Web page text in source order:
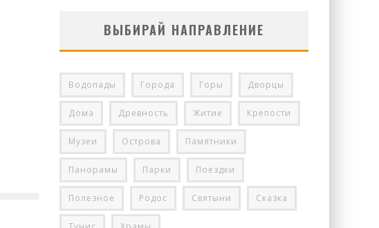
ВЫБИРАЙ НАПРАВЛЕНИЕ
Водопады Города Горы Дворцы
Дома Древность Житие Крепости
Музеи Острова Памятники
Панорамы Парки Поездки
Полезное Родос Святыни Сказка